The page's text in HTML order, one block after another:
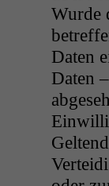
Wurde
Daten
Daten